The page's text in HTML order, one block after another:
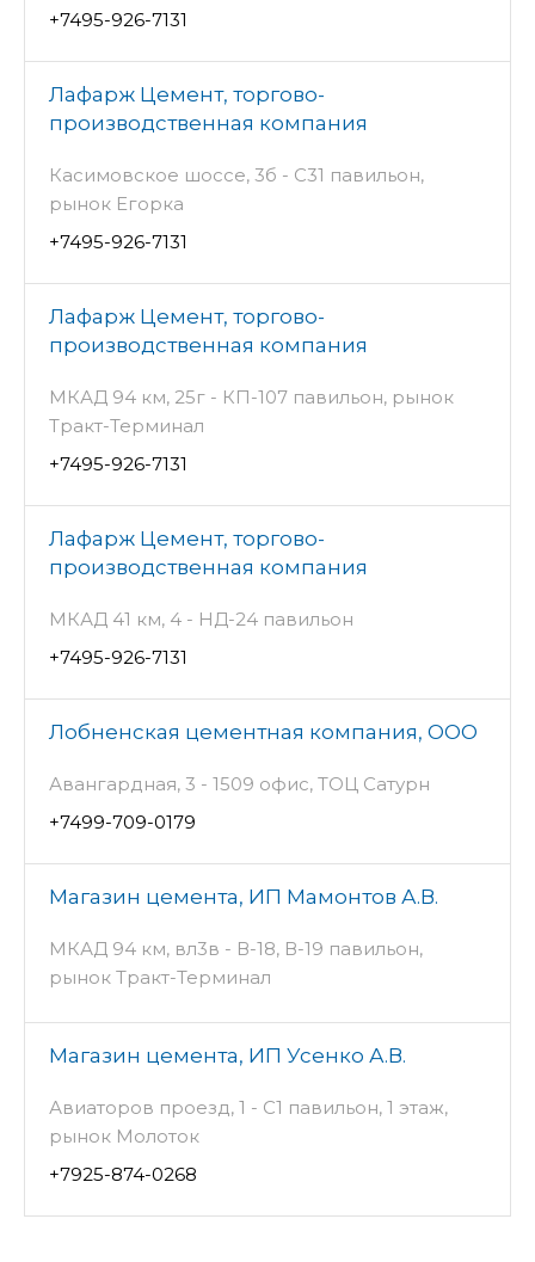
+7495-926-7131
Лафарж Цемент, торгово-
производственная компания
Касимовское шоссе, 3б - С31 павильон,
рынок Егорка
+7495-926-7131
Лафарж Цемент, торгово-
производственная компания
МКАД 94 км, 25г - КП-107 павильон, рынок
Тракт-Терминал
+7495-926-7131
Лафарж Цемент, торгово-
производственная компания
МКАД 41 км, 4 - НД-24 павильон
+7495-926-7131
Лобненская цементная компания, ООО
Авангардная, 3 - 1509 офис, ТОЦ Сатурн
+7499-709-0179
Магазин цемента, ИП Мамонтов А.В.
МКАД 94 км, вл3в - В-18, В-19 павильон,
рынок Тракт-Терминал
Магазин цемента, ИП Усенко А.В.
Авиаторов проезд, 1 - С1 павильон, 1 этаж,
рынок Молоток
+7925-874-0268